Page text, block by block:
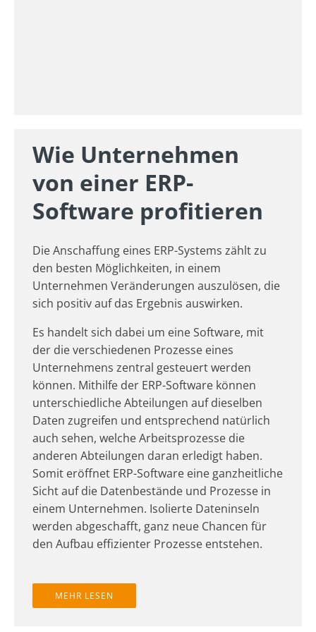
Wie Unternehmen
von einer ERP-
Software profitieren
Die Anschaffung eines ERP-Systems zählt zu
den besten Möglichkeiten, in einem
Unternehmen Veränderungen auszulösen, die
sich positiv auf das Ergebnis auswirken.
Es handelt sich dabei um eine Software, mit
der die verschiedenen Prozesse eines
Unternehmens zentral gesteuert werden
können. Mithilfe der ERP-Software können
unterschiedliche Abteilungen auf dieselben
Daten zugreifen und entsprechend natürlich
auch sehen, welche Arbeitsprozesse die
anderen Abteilungen daran erledigt haben.
Somit eröffnet ERP-Software eine ganzheitliche
Sicht auf die Datenbestände und Prozesse in
einem Unternehmen. Isolierte Dateninseln
werden abgeschafft, ganz neue Chancen für
den Aufbau effizienter Prozesse entstehen.
werden einheitlich erfasst und optimiert. Im
Zentrum steht die Finanzbuchhaltung, die je
MEHR LESEN